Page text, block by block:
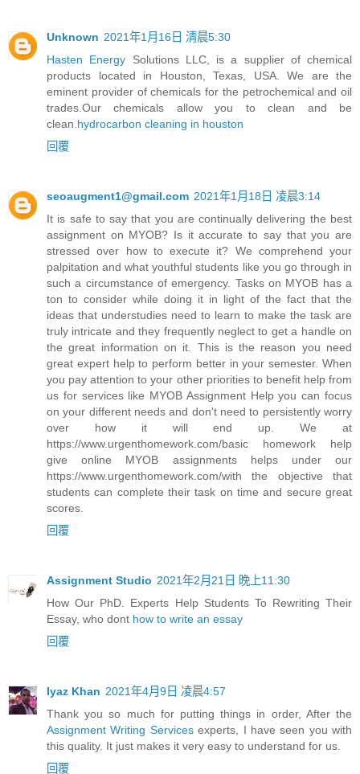
Unknown 2021年1月16日 清晨5:30
Hasten Energy Solutions LLC, is a supplier of chemical
products located in Houston, Texas, USA. We are the
eminent provider of chemicals for the petrochemical and oil
trades.Our chemicals allow you to clean and be
clean. hydrocarbon cleaning in houston
回覆
seoaugment1@gmail.com 2021年1月18日 凌晨3:14
It is safe to say that you are continually delivering the best
assignment on MYOB? Is it accurate to say that you are
stressed over how to execute it? We comprehend your
palpitation and what youthful students like you go through in
such a circumstance of emergency. Tasks on MYOB has a
ton to consider while doing it in light of the fact that the
ideas that understudies need to learn to make the task are
truly intricate and they frequently neglect to get a handle on
the great information on it. This is the reason you need
great expert help to perform better in your semester. When
you pay attention to your other priorities to benefit help from
us for services like MYOB Assignment Help you can focus
on your different needs and don't need to persistently worry
over how it will end up. We at
https://www.urgenthomework.com/basic homework help
give online MYOB assignments helps under our
https://www.urgenthomework.com/with the objective that
students can complete their task on time and secure great
scores.
回覆
Assignment Studio 2021年2月21日 晚上11:30
How Our PhD. Experts Help Students To Rewriting Their
Essay, who dont how to write an essay
回覆
Iyaz Khan 2021年4月9日 凌晨4:57
Thank you so much for putting things in order, After the
Assignment Writing Servicesexperts, I have seen you with
this quality. It just makes it very easy to understand for us.
回覆